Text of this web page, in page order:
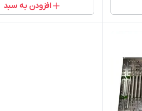
افزودن به سبد